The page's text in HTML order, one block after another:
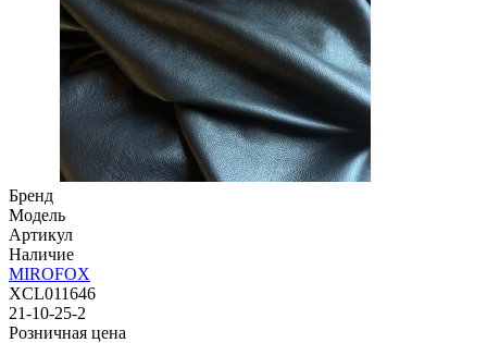
Бренд
Модель
Артикул
Наличие
MIROFOX
XCL011646
21-10-25-2
Розничная цена